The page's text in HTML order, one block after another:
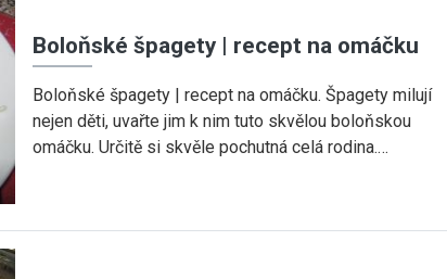
Boloňské špagety | recept na omáčku
Boloňské špagety | recept na omáčku. Špagety milují
nejen děti, uvařte jim k nim tuto skvělou boloňskou
omáčku. Určitě si skvěle pochutná celá rodina.…